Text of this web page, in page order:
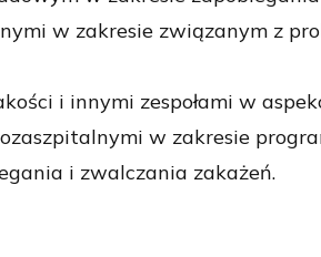
w zakresie związanym z
i innymi zespołami w
w zakresie
i zwalczania zakażeń.